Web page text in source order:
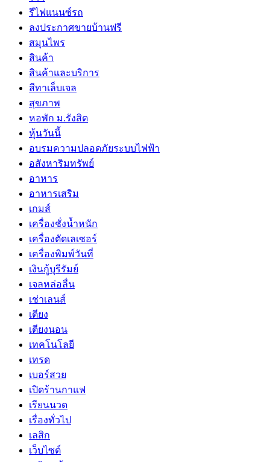
รีไฟแนนซ์รถ
ลงประกาศขายบ้านฟรี
สมุนไพร
สินค้า
สินค้าและบริการ
สีทาเล็บเจล
สุขภาพ
หอพัก ม.รังสิต
หุ้นวันนี้
อบรมความปลอดภัยระบบไฟฟ้า
อสังหาริมทรัพย์
อาหาร
อาหารเสริม
เกมส์
เครื่องชั่งน้ำหนัก
เครื่องตัดเลเซอร์
เครื่องพิมพ์วันที่
เงินกู้บุรีรัมย์
เจลหล่อลื่น
เช่าเลนส์
เตียง
เตียงนอน
เทคโนโลยี
เทรด
เบอร์สวย
เปิดร้านกาแฟ
เรียนนวด
เรื่องทั่วไป
เลสิก
เว็บไซต์